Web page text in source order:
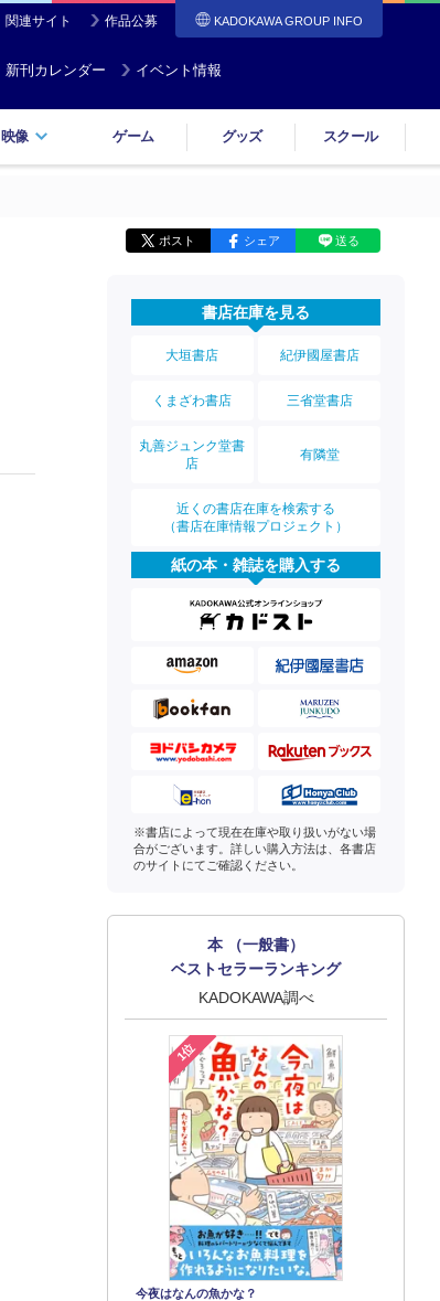
関連サイト 作品公募 KADOKAWA GROUP INFO
新刊カレンダー イベント情報
映像 ゲーム グッズ スクール
ポスト シェア 送る
書店在庫を見る
大垣書店 紀伊國屋書店
くまざわ書店 三省堂書店
丸善ジュンク堂書
店
有隣堂
近くの書店在庫を検索する
（書店在庫情報プロジェクト）
紙の本・雑誌を購入する
※書店によって現在在庫や取り扱いがない場
合がございます。詳しい購入方法は、各書店
のサイトにてご確認ください。
本 （一般書）
ベストセラーランキング
KADOKAWA調べ
1位
今夜はなんの魚かな？